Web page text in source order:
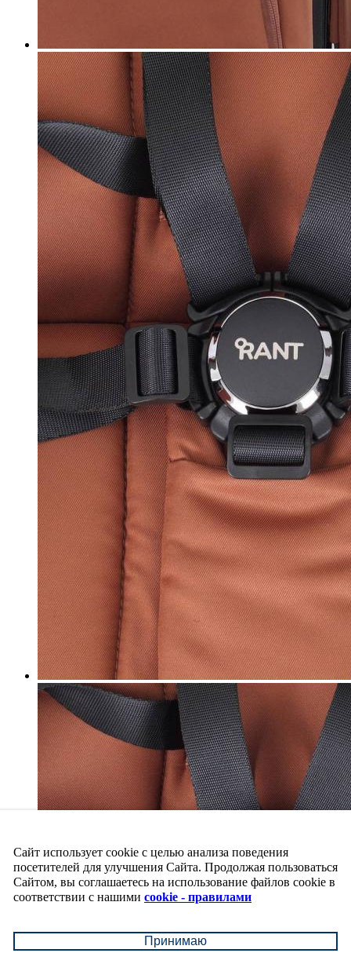
Сайт использует cookie с целью анализа поведения
посетителей для улучшения Сайта. Продолжая пользоваться
Сайтом, вы соглашаетесь на использование файлов cookie в
соответствии с нашими cookie - правилами
Принимаю